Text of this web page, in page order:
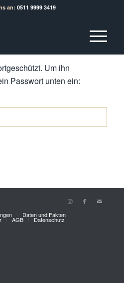
an: 0511 9999 3419
Um ihn
Passwort unten ein:
Daten und Fakten
AGB Datenschutz